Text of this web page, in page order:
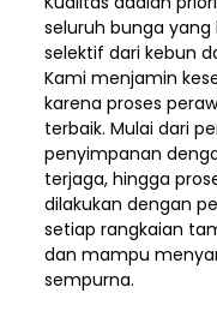
seluruh bunga
selektif dari kebun
Kami menjamin
karena proses
terbaik. Mulai dari
penyimpanan
terjaga, hingga
dilakukan dengan
setiap rangkaian
dan mampu
sempurna.